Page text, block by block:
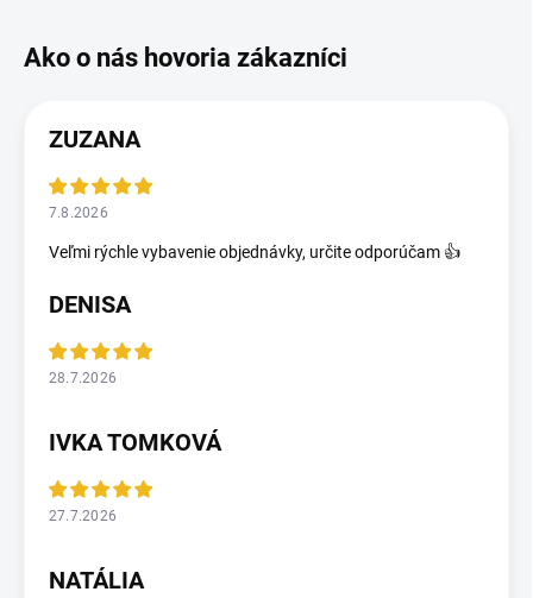
ZUZANA
7.8.2026
Veľmi rýchle vybavenie objednávky, určite odporúčam 👍
DENISA
28.7.2026
IVKA TOMKOVÁ
27.7.2026
NATÁLIA